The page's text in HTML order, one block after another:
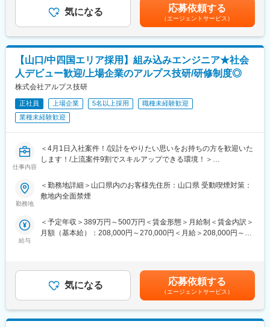
エンジニアとして、機械設計の業務をご担当いただきます。
■既卒の方も新卒同様の手厚い研修を受けられる！
2～3か月を目途に、同社の集合研修(神奈川県内)に参加いただき
ます。
研修に係る費用はすべて会社負担となり、遠方にお住いの方は期
間限定の住居手配も可能です。(一部自己負担あり)
「本当は設計をやりたい」といった新卒初期配属で希望の業務が
できていない方も歓迎いたします！
■機械分野の研修例
・精密測定技術
・機械設計技術基礎
・板金・射出成型基礎
＜アルプス技研の魅力＞
配属先については希望の職種・勤務地をできる限り尊重します。
また、最初の案件以降、同社が持つ案件にて挑戦したい案件があ
キャリアパスに関してもエンジニアスペシャリスト、現場・請負
マネジメント、管理経営部門などのポジションを用意していま
す。
■評価制度が明確
あり、選考を通じて上下する可能性があります。月給(月額)は固定
手当を含めた表記です。
気になる 応募依頼する
（エージェントサービス）
【山口/中四国エリア採用】組み込みエンジニア★社会
人デビュー歓迎/上場企業のアルプス技研/研修制度◎
株式会社アルプス技研
正社員 上場企業 5名以上採用
職種未経験歓迎
業種未経験歓迎
仕事内容
＜4月1日入社案件！/設計をやりたい思いをお持ちの方を歓迎いた
します！/上流案件9割でスキルアップできる環境！＞
■募集背景
現状として取引先とのプロジェクト要請案件が拡大しており、技
「ポテンシャル人材をプロフェッショナルな人材に」をテーマに
教育前提での増員採用をいたします。
組み込みエンジニアとして業務をご担当いただきます。
■既卒の方も新卒同様の手厚い研修を受けられる！
2～3か月を目途に、同社の集合研修(神奈川県内)に参加いただき
ます。
勤務地
＜勤務地詳細＞山口県内のお客様先住所：山口県 受動喫煙対策：
敷地内全面禁煙
給与
＜予定年収＞389万円～500万円＜賃金形態＞月給制＜賃金内訳＞
月額（基本給）：208,000円～270,000円＜月給＞208,000円～
あり、選考を通じて上下する可能性があります。月給(月額)は固定
手当を含めた表記です。
気になる 応募依頼する
（エージェントサービス）